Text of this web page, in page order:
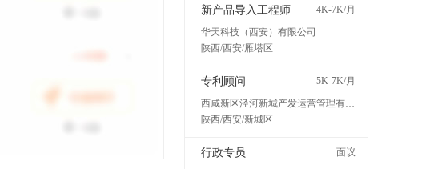
新产品导入工程师
4K-7K/月
华天科技（西安）有限公司
陕西/西安/雁塔区
专利顾问
5K-7K/月
西咸新区泾河新城产发运营管理有限公司
陕西/西安/新城区
行政专员 面议